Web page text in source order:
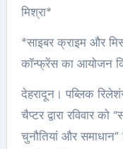
मिश्रा*
*साइबर क्राइम और
कॉन्फ्रेंस का आयोजन
देहरादून। पब्लिक
चैप्टर द्वारा रविवार
चुनौतियां और